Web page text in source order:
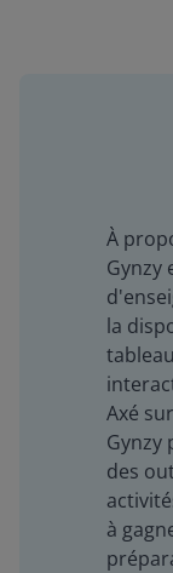
À
Gynzy
la
Axé
Gynzy
des
à